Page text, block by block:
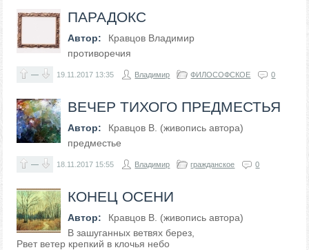
ПАРАДОКС
Автор:
Кравцов Владимир
противоречия
— 19.11.2017 13:35 Владимир ФИЛОСОФСКОЕ 0
ВЕЧЕР ТИХОГО ПРЕДМЕСТЬЯ
Автор:
Кравцов В. (живопись автора)
предместье
— 18.11.2017 15:55 Владимир гражданское 0
КОНЕЦ ОСЕНИ
Автор:
Кравцов В. (живопись автора)
В зашуганных ветвях берез,
Рвет ветер крепкий в клочья небо